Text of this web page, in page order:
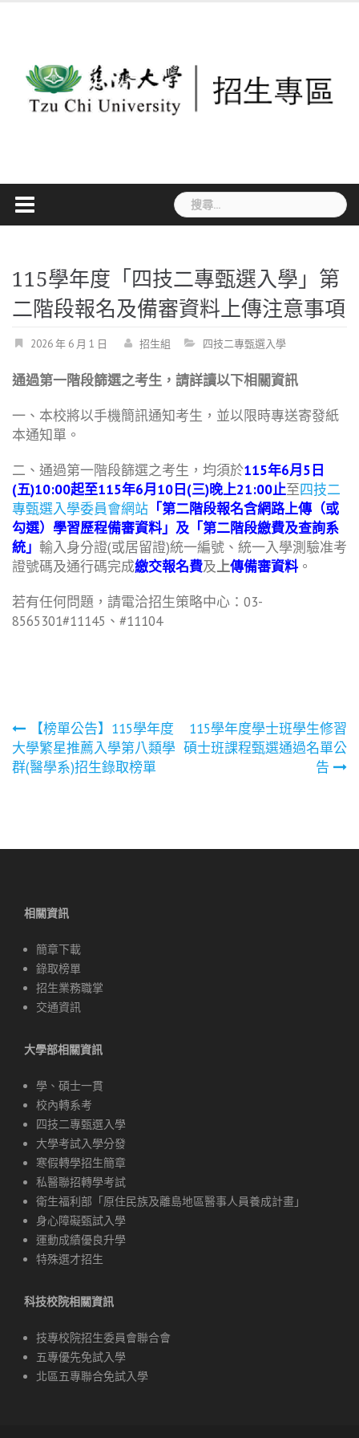
搜
尋
字:
115學年度「四技二專甄選入學」第
二階段報名及備審資料上傳注意事項
2026 年 6 月 1 日 招生組 四技二專甄選入學
通過第一階段篩選之考生，請詳讀以下相關資訊
一、本校將以手機簡訊通知考生，並以限時專送寄發紙
本通知單。
二、通過第一階段篩選之考生，均須於115年6月 5 日
(五)10:00起至115年6月 10 日 (三)晚上21:00止至四技二
專甄選入學委員會網站 「第二階段報名含網路上傳（或
勾選）學習歷程備審資料」及「第二階段繳費及查詢系
統」 輸入身分證(或居留證)統一編號、統一入學測驗准考
證號碼及通行碼完成繳交報名費及上傳備審資料 。
若有任何問題，請電洽招生策略中心：03-
8565301#11145、#11104
文
章
覽
【榜單公告】115學年度
大學繁星推薦入學第八類學
群(醫學系)招生錄取榜單
115學年度學士班學生修習
碩士班課程甄選通過名單公
告
相關資訊
簡章下載
錄取榜單
招生業務職掌
交通資訊
大學部相關資訊
學、碩士一貫
校內轉系考
四技二專甄選入學
大學考試入學分發
寒假轉學招生簡章
私醫聯招轉學考試
衛生福利部「原住民族及離島地區醫事人員養成計畫」
身心障礙甄試入學
運動成績優良升學
特殊選才招生
科技校院相關資訊
技專校院招生委員會聯合會
五專優先免試入學
北區五專聯合免試入學